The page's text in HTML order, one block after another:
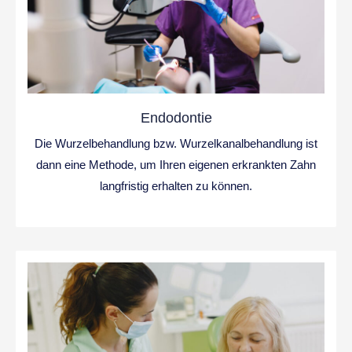
Endodontie
Die Wurzelbehandlung bzw. Wurzelkanalbehandlung ist
dann eine Methode, um Ihren eigenen erkrankten Zahn
langfristig erhalten zu können.